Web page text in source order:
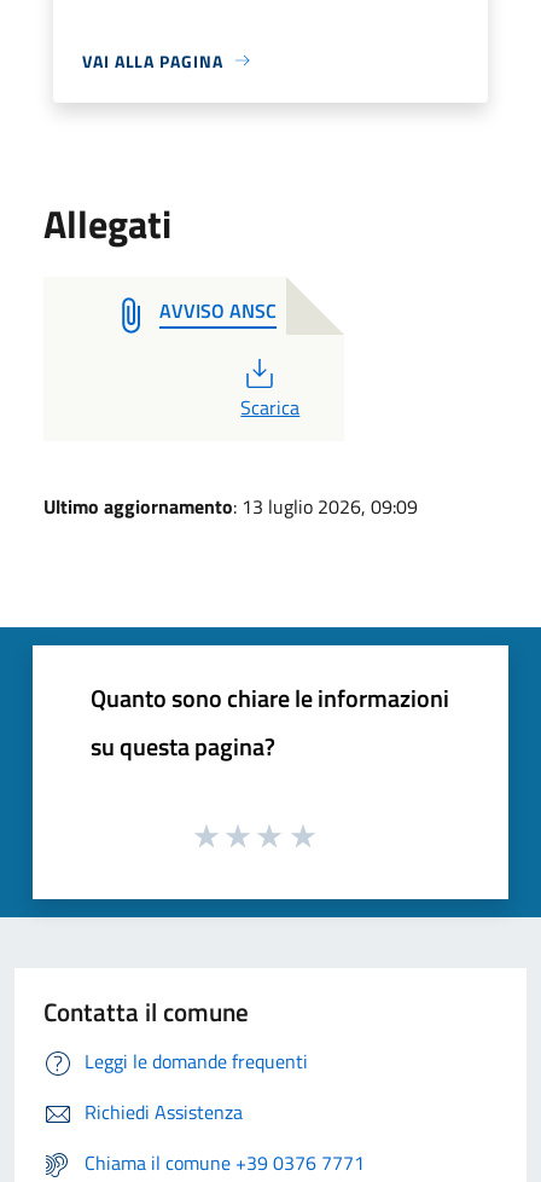
VAI ALLA PAGINA
Allegati
AVVISO ANSC
PDF
Scarica
Ultimo aggiornamento: 13 luglio 2026, 09:09
Quanto sono chiare le informazioni
su questa pagina?
Contatta il comune
Leggi le domande frequenti
Richiedi Assistenza
Chiama il comune +39 0376 7771